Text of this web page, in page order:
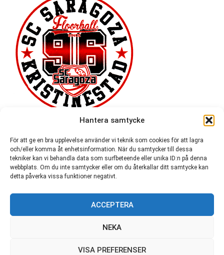
Hantera samtycke
För att ge en bra upplevelse använder vi teknik som cookies för att lagra
och/eller komma åt enhetsinformation. När du samtycker till dessa
tekniker kan vi behandla data som surfbeteende eller unika ID:n på denna
webbplats. Om du inte samtycker eller om du återkallar ditt samtycke kan
detta påverka vissa funktioner negativt.
ACCEPTERA
NEKA
VISA PREFERENSER